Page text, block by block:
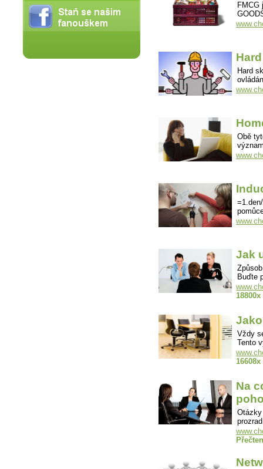
FMCG
Hard
Obě
Jak
Buďte
18800x
Vždy
Tento
16608x
Na
Otázky